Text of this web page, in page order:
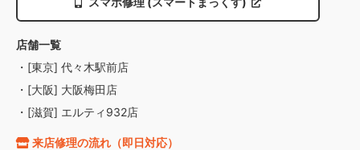
店舗一覧
・[東京] 代々木駅前店
・[大阪] 大阪梅田店
・[滋賀] エルティ932店
来店修理の流れ（即日対応）